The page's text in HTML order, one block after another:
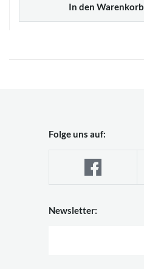
In den Warenkorb
Folge uns auf:
Newsletter: